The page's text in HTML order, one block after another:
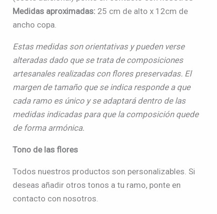
Medidas aproximadas: 25 cm de alto x 12cm de
ancho copa.
Estas medidas son orientativas y pueden verse
alteradas dado que se trata de composiciones
artesanales realizadas con flores preservadas. El
margen de tamaño que se indica responde a que
cada ramo es único y se adaptará dentro de las
medidas indicadas para que la composición quede
de forma armónica.
Tono de las flores
Todos nuestros productos son personalizables. Si
deseas añadir otros tonos a tu ramo, ponte en
contacto con nosotros.